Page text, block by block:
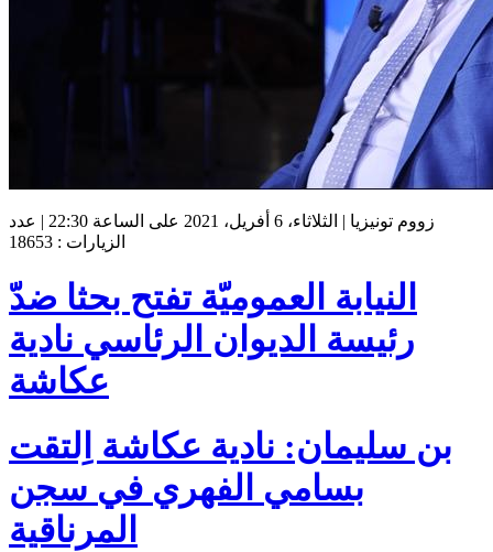
زووم تونيزيا | الثلاثاء، 6 أفريل، 2021 على الساعة 22:30 | عدد
الزيارات : 18653
النيابة العموميّة تفتح بحثا ضدّ
رئيسة الديوان الرئاسي نادية
عكاشة
بن سليمان: نادية عكاشة اِلتقت
بسامي الفهري في سجن
المرناقية